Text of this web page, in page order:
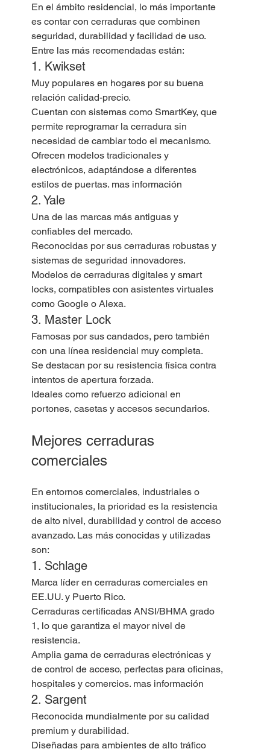
En el ámbito residencial, lo más importante
es contar con cerraduras que combinen
seguridad, durabilidad y facilidad de uso.
Entre las más recomendadas están:
1. Kwikset
Muy populares en hogares por su buena
relación calidad-precio.
Cuentan con sistemas como SmartKey, que
permite reprogramar la cerradura sin
necesidad de cambiar todo el mecanismo.
Ofrecen modelos tradicionales y
electrónicos, adaptándose a diferentes
estilos de puertas. mas información
2. Yale
Una de las marcas más antiguas y
confiables del mercado.
Reconocidas por sus cerraduras robustas y
sistemas de seguridad innovadores.
Modelos de cerraduras digitales y smart
locks, compatibles con asistentes virtuales
como Google o Alexa.
3. Master Lock
Famosas por sus candados, pero también
con una línea residencial muy completa.
Se destacan por su resistencia física contra
intentos de apertura forzada.
Ideales como refuerzo adicional en
portones, casetas y accesos secundarios.
Mejores cerraduras
comerciales
En entornos comerciales, industriales o
institucionales, la prioridad es la resistencia
de alto nivel, durabilidad y control de acceso
avanzado. Las más conocidas y utilizadas
son:
1. Schlage
Marca líder en cerraduras comerciales en
EE.UU. y Puerto Rico.
Cerraduras certificadas ANSI/BHMA grado
1, lo que garantiza el mayor nivel de
resistencia.
Amplia gama de cerraduras electrónicas y
de control de acceso, perfectas para oficinas,
hospitales y comercios. mas información
2. Sargent
Reconocida mundialmente por su calidad
premium y durabilidad.
Diseñadas para ambientes de alto tráfico